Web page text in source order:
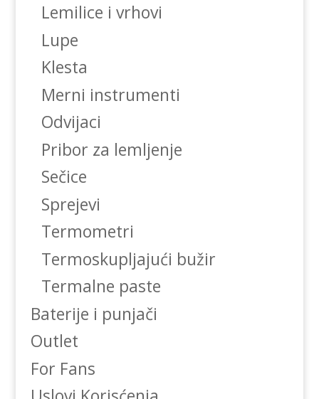
Lemilice i vrhovi
Lupe
Klesta
Merni instrumenti
Odvijaci
Pribor za lemljenje
Sečice
Sprejevi
Termometri
Termoskupljajući bužir
Termalne paste
Baterije i punjači
Outlet
For Fans